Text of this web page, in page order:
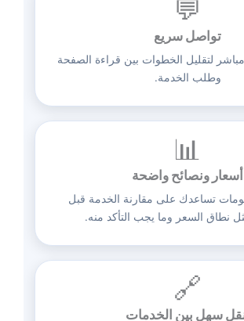
💬
تواصل سريع
لتقليل الخطوات بين قراءة الصفحة
وطلب الخدمة.
📊
أسعار ونصائح واضحة
تساعدك على مقارنة الخدمة قبل
نطاق السعر وما يجب التأكد منه.
🔗
سهل بين الخدمات